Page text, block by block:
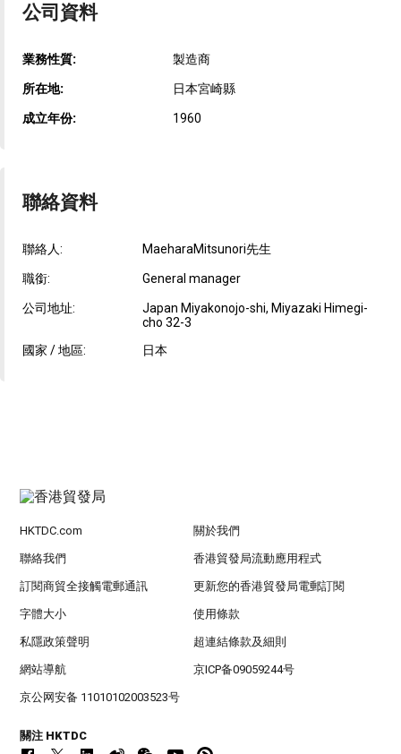
公司資料
業務性質: 製造商
所在地: 日本宮崎縣
成立年份: 1960
聯絡資料
聯絡人: MaeharaMitsunori先生
職銜: General manager
公司地址:
Japan Miyakonojo-shi, Miyazaki Himegi-
cho 32-3
國家 / 地區:
日本
HKTDC.com 關於我們
聯絡我們 香港貿發局流動應用程式
訂閱商貿全接觸電郵通訊 更新您的香港貿發局電郵訂閱
字體大小 使用條款
私隱政策聲明 超連結條款及細則
網站導航 京ICP备09059244号
京公网安备 11010102003523号
關注 HKTDC